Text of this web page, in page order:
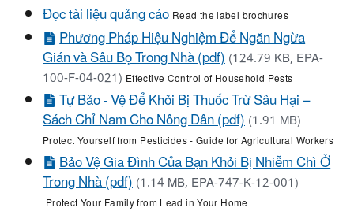
Đọc tài liệu quảng cáo Read the label brochures​
Phương Pháp Hiệu Nghiệm Để Ngăn Ngừa
Gián và Sâu Bọ Trong Nhà (pdf)(124.79 KB, EPA-
100-F-04-021) Effective Control of Household Pests
Tự Bảo - Vệ Để Khỏi Bị Thuốc Trừ Sâu Hại –
Sách Chỉ Nam Cho Nông Dân (pdf)(1.91 MB)
Protect Yourself from Pesticides - Guide for Agricultural Workers
Bảo Vệ Gia Đình Của Bạn Khỏi Bị Nhiễm Chì Ở
Trong Nhà (pdf)(1.14 MB, EPA-747-K-12-001)
Protect Your Family from Lead in Your Home